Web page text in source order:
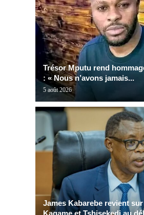
Trésor Mputu rend
: « Nous n’avons jamais...
5 août 2026
James Kabarebe revient
Kagame et Tshisekedi au